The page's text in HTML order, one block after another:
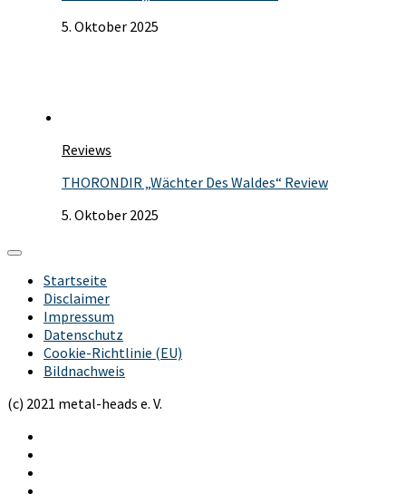
5. Oktober 2025
Reviews
THORONDIR „Wächter Des Waldes“ Review
5. Oktober 2025
Startseite
Disclaimer
Impressum
Datenschutz
Cookie-Richtlinie (EU)
Bildnachweis
(c) 2021 metal-heads e. V.